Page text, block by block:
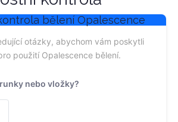
bělení Opalescence
otázky, abychom vám poskytli
použití Opalescence bělení.
nebo vložky?